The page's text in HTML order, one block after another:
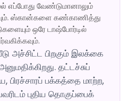
எப்போது வேண்டுமானாலும்
ஸ்கான்களை கண்காணித்து
ஒரே டாஷ்போர்டில்
அச்சிட்ட பிறகும் இலக்கை
தட்டச்சுப்
பிரச்சாரப் பக்கத்தை மாற்ற,
புதிய தொகுப்பைக்